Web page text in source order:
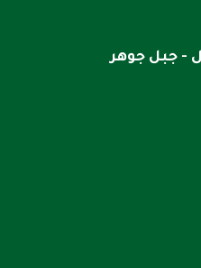
- جبل جوهر